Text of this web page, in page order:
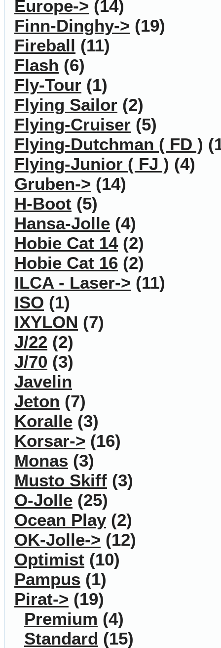
Europe-> (14)
Finn-Dinghy-> (19)
Fireball (11)
Flash (6)
Fly-Tour (1)
Flying Sailor (2)
Flying-Cruiser (5)
Flying-Dutchman ( FD )
Flying-Junior ( FJ ) (4)
Gruben-> (14)
H-Boot (5)
Hansa-Jolle (4)
Hobie Cat 14(2)
Hobie Cat 16 (2)
ILCA - Laser-> (11)
ISO (1)
IXYLON (7)
J/22 (2)
J/70 (3)
Javelin
Jeton (7)
Koralle (3)
Korsar-> (16)
Monas (3)
Musto Skiff (3)
O-Jolle (25)
Ocean Play (2)
OK-Jolle-> (12)
Optimist (10)
Pampus (1)
Pirat-> (19)
Premium (4)
Standard (15)